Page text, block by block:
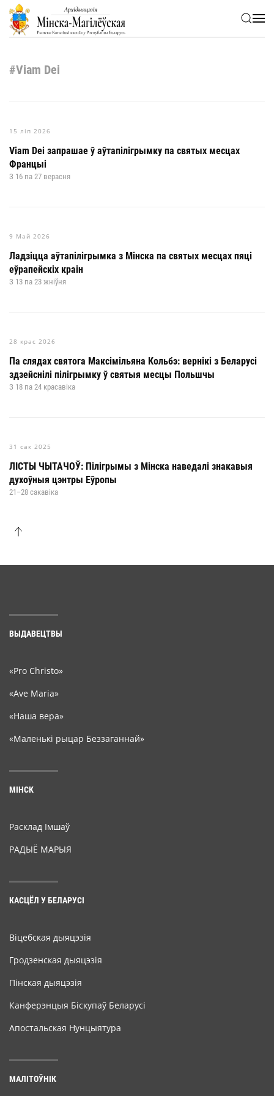
Skip to main content
#Viam Dei
15 ліп 2026
Viam Dei запрашае ў аўтапілігрымку па святых месцах
Францыі
З 16 па 27 верасня
9 Май 2026
Ладзіцца аўтапілігрымка з Мінска па святых месцах пяці
еўрапейскіх краін
З 13 па 23 жніўня
28 крас 2026
Па слядах святога Максімільяна Кольбэ: вернікі з Беларусі
здзейснілі пілігрымку ў святыя месцы Польшчы
З 18 па 24 красавіка
31 сак 2025
ЛІСТЫ ЧЫТАЧОЎ: Пілігрымы з Мінска наведалі знакавыя
духоўныя цэнтры Еўропы
21–28 сакавіка
ВЫДАВЕЦТВЫ
«Pro Christo»
«Ave Maria»
«Наша вера»
«Маленькі рыцар Беззаганнай»
МІНСК
Расклад Імшаў
РАДЫЁ МАРЫЯ
КАСЦЁЛ У БЕЛАРУСІ
Віцебская дыяцэзія
Гродзенская дыяцэзія
Пінская дыяцэзія
Канферэнцыя Біскупаў Беларусі
Апостальская Нунцыятура
МАЛІТОЎНІК